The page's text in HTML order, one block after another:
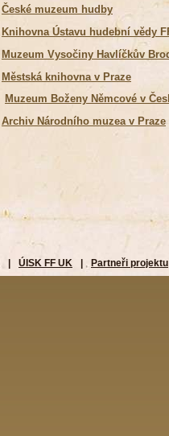
České muzeum hudby
Knihovna Ústavu hudební vědy
Muzeum Vysočiny Havlíčkův
Městská knihovna v Praze
Muzeum Boženy Němcové v
Archiv Národního muzea v Praze
ÚISK FF UK Partneři projektu